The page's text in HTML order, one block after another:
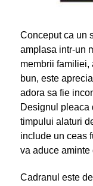
Conceput ca un
amplasa intr-un
membrii familiei,
bun, este
adora sa fie
Designul pleaca
timpului alaturi
include un ceas
va aduce aminte
Cadranul este